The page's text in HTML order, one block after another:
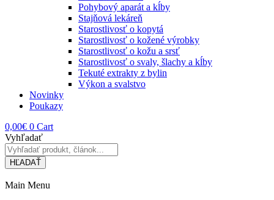
Pohybový aparát a kĺby
Stajňová lekáreň
Starostlivosť o kopytá
Starostlivosť o kožené výrobky
Starostlivosť o kožu a srsť
Starostlivosť o svaly, šlachy a kĺby
Tekuté extrakty z bylin
Výkon a svalstvo
Novinky
Poukazy
0,00€ 0 Cart
Vyhľadať
HĽADAŤ
Main Menu